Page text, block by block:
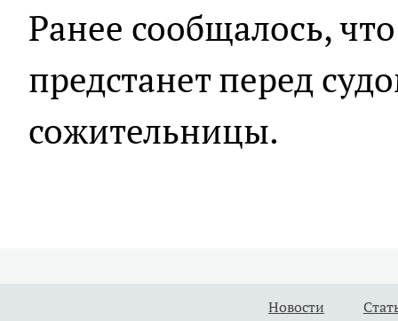
Ранее сообщалось,
предстанет перед
сожительницы.
Новости